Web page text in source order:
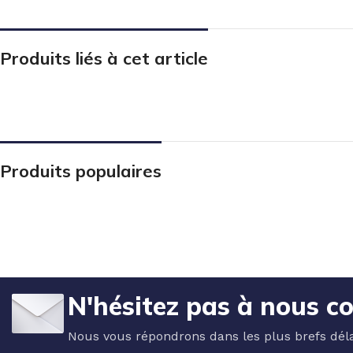
Produits liés à cet article
Produits populaires
N'hésitez pas à nous
Nous vous répondrons dans les plus brefs